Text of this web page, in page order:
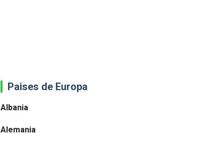
Paises de Europa
Albania
Alemania